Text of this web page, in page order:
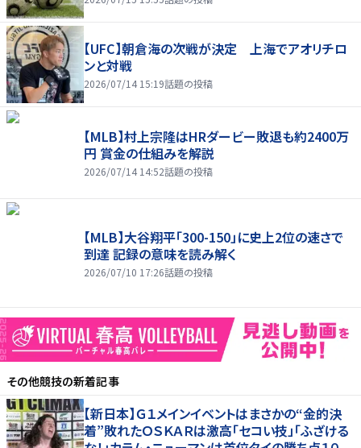
【UFC】朝倉海の次戦が決定 上海でアオリチロ
ンと対戦
2026/07/14 15:19話題の投稿
【MLB】村上宗隆はHRダービー敗退も約2400万
円 賞金の仕組みを解説
2026/07/14 14:52話題の投稿
【MLB】大谷翔平「300-150」に史上2位の速さで
到達 記録の意味を読み解く
2026/07/10 17:26話題の投稿
その他競技の新着記事
【新日本】Ｇ１メインイベントはまさかの“金的決
着”敗れたＯＳＫＡＲは激高「セコい技」「ふざける